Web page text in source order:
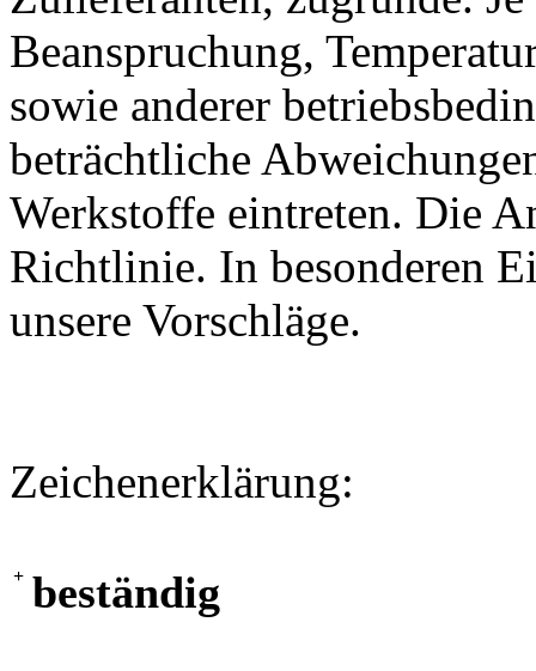
Beanspruchung,
sowie anderer
beträchtliche
Werkstoffe eintreten. Die
Richtlinie. In besonderen
unsere Vorschläge.
Zeichenerklärung:
+ beständig